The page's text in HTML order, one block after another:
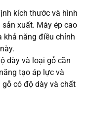
kích thước và hình
xuất. Máy ép cao
khả năng điều chỉnh
dày và loại gỗ cần
tạo áp lực và
có độ dày và chất